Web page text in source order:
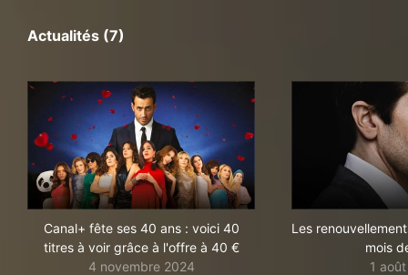
Actualités (7)
Canal+ fête ses 40 ans : voici 40
titres à voir grâce à l'offre à 40 €
4 novembre 2024
Les
mois
1